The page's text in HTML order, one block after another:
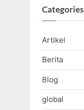
Categories
Artikel
Berita
Blog
global